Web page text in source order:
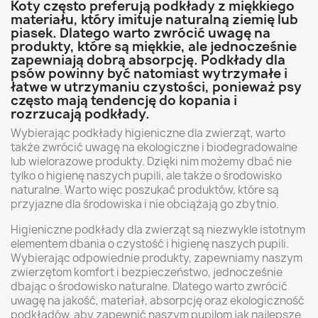
Koty często preferują podkłady z miękkiego
materiału, który imituje naturalną ziemię lub
piasek. Dlatego warto zwrócić uwagę na
produkty, które są miękkie, ale jednocześnie
zapewniają dobrą absorpcję. Podkłady dla
psów powinny być natomiast wytrzymałe i
łatwe w utrzymaniu czystości, ponieważ psy
często mają tendencję do kopania i
rozrzucają podkłady.
Wybierając podkłady higieniczne dla zwierząt, warto
także zwrócić uwagę na ekologiczne i biodegradowalne
lub wielorazowe produkty. Dzięki nim możemy dbać nie
tylko o higienę naszych pupili, ale także o środowisko
naturalne. Warto więc poszukać produktów, które są
przyjazne dla środowiska i nie obciążają go zbytnio.
Higieniczne podkłady dla zwierząt są niezwykle istotnym
elementem dbania o czystość i higienę naszych pupili.
Wybierając odpowiednie produkty, zapewniamy naszym
zwierzętom komfort i bezpieczeństwo, jednocześnie
dbając o środowisko naturalne. Dlatego warto zwrócić
uwagę na jakość, materiał, absorpcję oraz ekologiczność
podkładów, aby zapewnić naszym pupilom jak najlepsze